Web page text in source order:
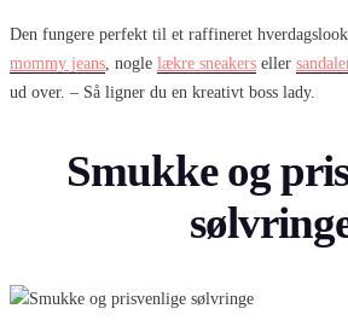
Den fungere perfekt til et raffineret
mommy jeans, nogle lækre sneakers eller
ud over. – Så ligner du en kreativt boss lady.
Smukke og